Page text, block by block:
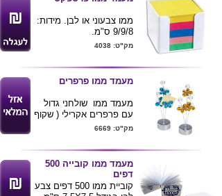
ממו צבעוני או לבן. מידות:
9/9/8 ס"מ.
מק"ט: 4038
מעמד ממו פרפרים
מעמד ממו שולחני גדול
עם פרפרים אקרילי ( שקוף
) גובה 26 ס"מ
ע"ג הבסיס .
מק"ט: 6669
מעמד ממו קובייה 500
דפים
קוביית ממו 500 דפים צבע